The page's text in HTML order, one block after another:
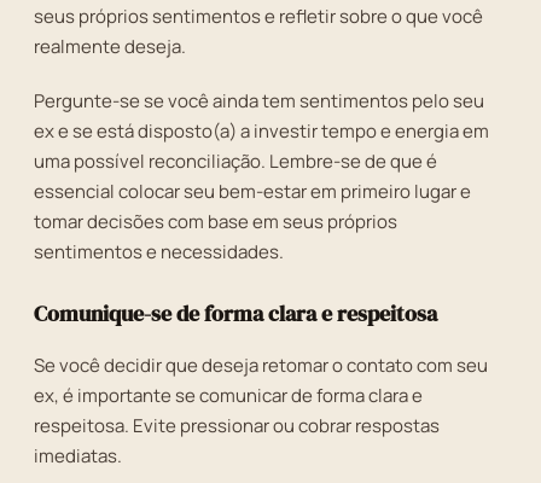
seus próprios sentimentos e refletir sobre o que você
realmente deseja.
Pergunte-se se você ainda tem sentimentos pelo seu
ex e se está disposto(a) a investir tempo e energia em
uma possível reconciliação. Lembre-se de que é
essencial colocar seu bem-estar em primeiro lugar e
tomar decisões com base em seus próprios
sentimentos e necessidades.
Comunique-se de forma clara e respeitosa
Se você decidir que deseja retomar o contato com seu
ex, é importante se comunicar de forma clara e
respeitosa. Evite pressionar ou cobrar respostas
imediatas.